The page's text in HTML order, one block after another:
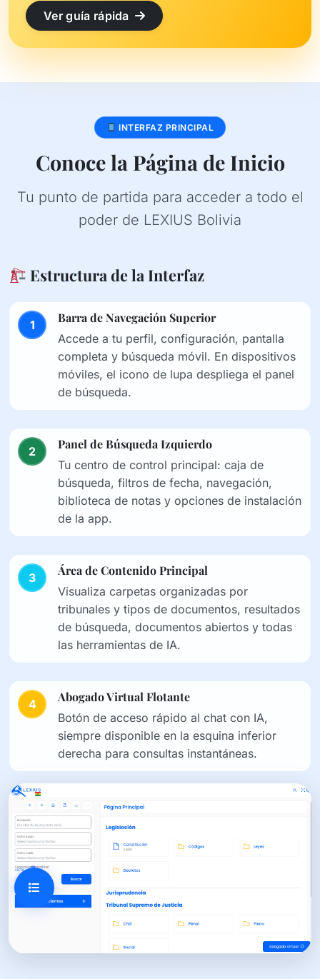
Ver guía rápida
INTERFAZ PRINCIPAL
Conoce la Página de Inicio
Tu punto de partida para acceder a todo el
poder de LEXIUS Bolivia
Estructura de la Interfaz
1 Barra de Navegación Superior
Accede a tu perfil, configuración, pantalla
completa y búsqueda móvil. En dispositivos
móviles, el icono de lupa despliega el panel
de búsqueda.
2 Panel de Búsqueda Izquierdo
Tu centro de control principal: caja de
búsqueda, filtros de fecha, navegación,
biblioteca de notas y opciones de instalación
de la app.
3 Área de Contenido Principal
Visualiza carpetas organizadas por
tribunales y tipos de documentos, resultados
de búsqueda, documentos abiertos y todas
las herramientas de IA.
4 Abogado Virtual Flotante
Botón de acceso rápido al chat con IA,
siempre disponible en la esquina inferior
derecha para consultas instantáneas.